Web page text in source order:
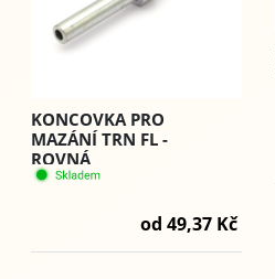
KONCOVKA PRO
MAZÁNÍ TRN FL -
ROVNÁ
od 49,37 Kč